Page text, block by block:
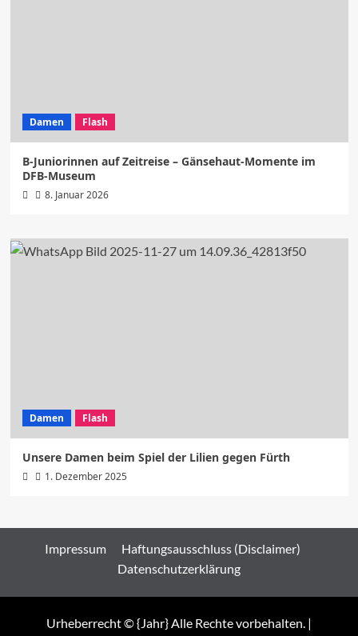
Damen Flash
B-Juniorinnen auf Zeitreise – Gänsehaut-Momente im
DFB-Museum
8. Januar 2026
Damen Flash
Unsere Damen beim Spiel der Lilien gegen Fürth
1. Dezember 2025
Impressum
Haftungsausschluss (Disclaimer)
Datenschutzerklärung
Urheberrecht © {Jahr} Alle Rechte vorbehalten. |